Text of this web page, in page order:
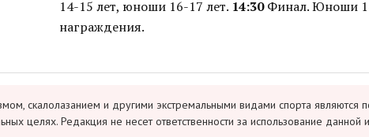
14-15 лет, юноши 16-17 лет. 14:30Финал. Юноши
награждения.
скалолазанием и другими экстремальными видами спорта
целях. Редакция не несет ответственности за использование